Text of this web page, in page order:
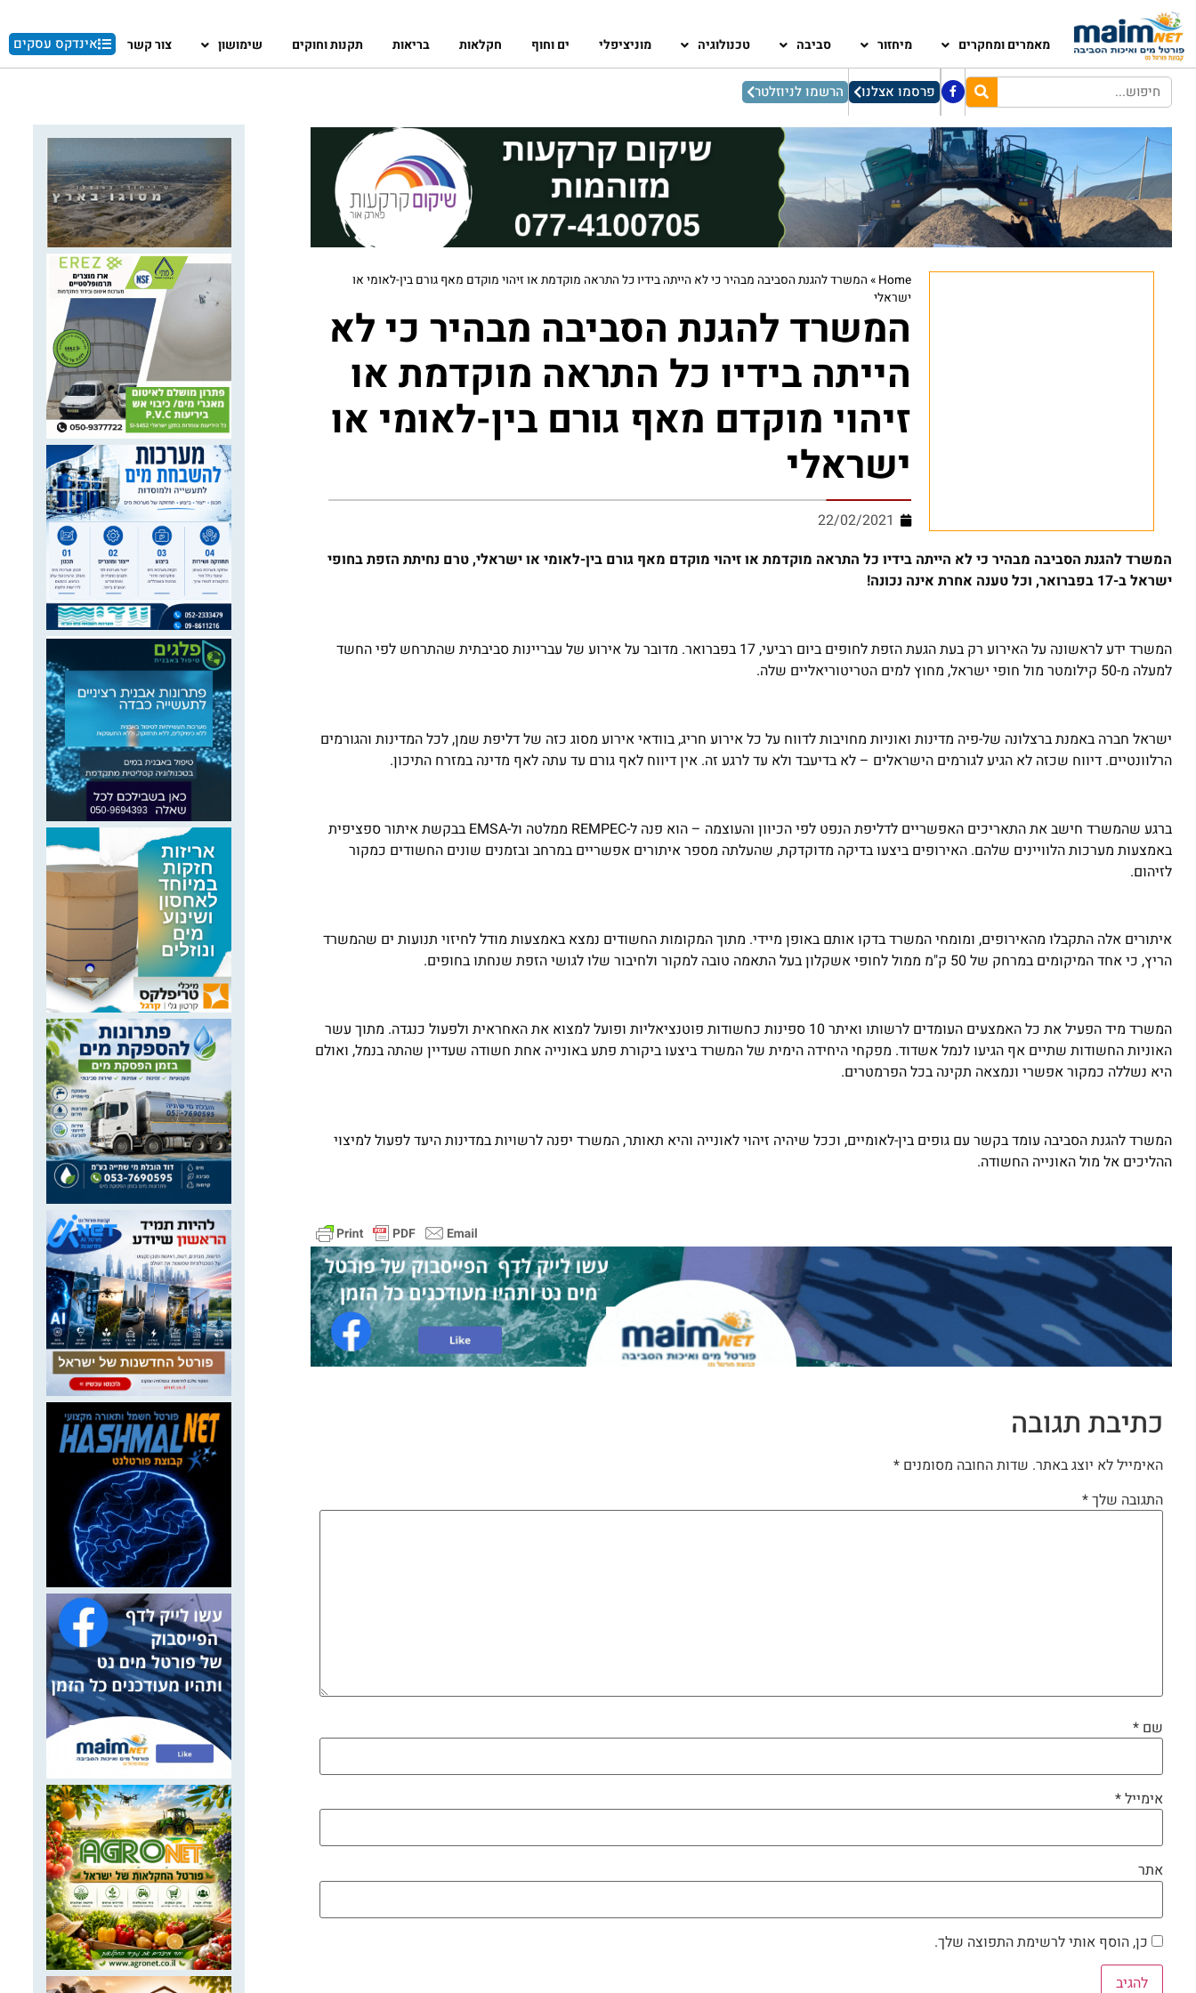
מאמרים ומחקרים מיחזור סביבה טכנולוגיה מוניציפלי ים וחוף חקלאות בריאות תקנות וחוקים שימושון צור קשר אינדקס עסקים
פרסמו אצלנו הרשמו לניוזלטר
Home
» המשרד להגנת הסביבה מבהיר כי לא הייתה בידיו כל התראה מוקדמת או זיהוי מוקדם מאף גורם בין-לאומי או
ישראלי
המשרד להגנת הסביבה מבהיר כי לא
הייתה בידיו כל התראה מוקדמת או
זיהוי מוקדם מאף גורם בין-לאומי או
ישראלי
22/02/2021
המשרד להגנת הסביבה מבהיר כי לא הייתה בידיו כל התראה מוקדמת או זיהוי מוקדם מאף גורם בין-לאומי או ישראלי, טרם נחיתת הזפת בחופי
ישראל ב-17 בפברואר, וכל טענה אחרת אינה נכונה!
המשרד ידע לראשונה על האירוע רק בעת הגעת הזפת לחופים ביום רביעי, 17 בפברואר. מדובר על אירוע של עבריינות סביבתית שהתרחש לפי החשד
למעלה מ-50 קילומטר מול חופי ישראל, מחוץ למים הטריטוריאליים שלה.
ישראל חברה באמנת ברצלונה של-פיה מדינות ואוניות מחויבות לדווח על כל אירוע חריג, בוודאי אירוע מסוג כזה של דליפת שמן, לכל המדינות והגורמים
הרלוונטיים. דיווח שכזה לא הגיע לגורמים הישראלים – לא בדיעבד ולא עד לרגע זה. אין דיווח לאף גורם עד עתה לאף מדינה במזרח התיכון.
ברגע שהמשרד חישב את התאריכים האפשריים לדליפת הנפט לפי הכיוון והעוצמה – הוא פנה ל-REMPEC ממלטה ול-EMSA בבקשת איתור ספציפית
באמצעות מערכות הלוויינים שלהם. האירופים ביצעו בדיקה מדוקדקת, שהעלתה מספר איתורים אפשריים במרחב ובזמנים שונים החשודים כמקור
לזיהום.
איתורים אלה התקבלו מהאירופים, ומומחי המשרד בדקו אותם באופן מיידי. מתוך המקומות החשודים נמצא באמצעות מודל לחיזוי תנועות ים שהמשרד
הריץ, כי אחד המיקומים במרחק של 50 ק"מ ממול לחופי אשקלון בעל התאמה טובה למקור ולחיבור שלו לגושי הזפת שנחתו בחופים.
המשרד מיד הפעיל את כל האמצעים העומדים לרשותו ואיתר 10 ספינות כחשודות פוטנציאליות ופועל למצוא את האחראית ולפעול כנגדה. מתוך עשר
האוניות החשודות שתיים אף הגיעו לנמל אשדוד. מפקחי היחידה הימית של המשרד ביצעו ביקורת פתע באונייה אחת חשודה שעדיין שהתה בנמל, ואולם
היא נשללה כמקור אפשרי ונמצאה תקינה בכל הפרמטרים.
המשרד להגנת הסביבה עומד בקשר עם גופים בין-לאומיים, וככל שיהיה זיהוי לאונייה והיא תאותר, המשרד יפנה לרשויות במדינות היעד לפעול למיצוי
ההליכים אל מול האונייה החשודה.
כתיבת תגובה
האימייל לא יוצג באתר. שדות החובה מסומנים *
התגובה שלך*
שם *
אימייל*
אתר
כן, הוסף אותי לרשימת התפוצה שלך.